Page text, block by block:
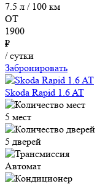
7.5 л / 100 км
ОТ
1900
₽
/ сутки
Забронировать
Skoda Rapid 1.6 AT
5 мест
5 дверей
Автомат